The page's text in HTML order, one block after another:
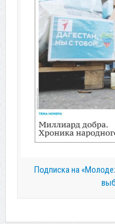
Подписка на